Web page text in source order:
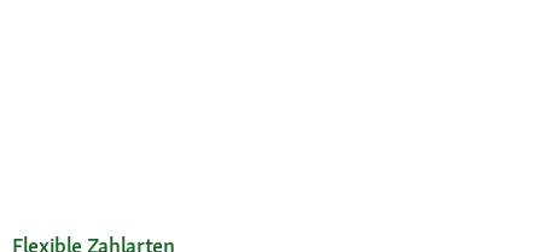
Flexible Zahlarten